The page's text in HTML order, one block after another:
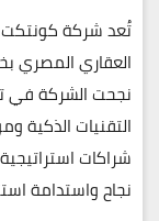
تُعد شركةكونتكت
العقاري المصري
نجحت الشركة في
التقنيات الذكية
شراكات
نجاح واستدامة